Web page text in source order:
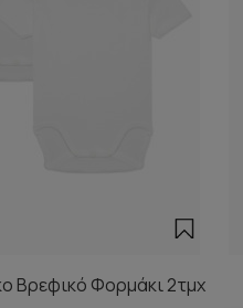
Βρεφικό Φορμάκι 2τμχ